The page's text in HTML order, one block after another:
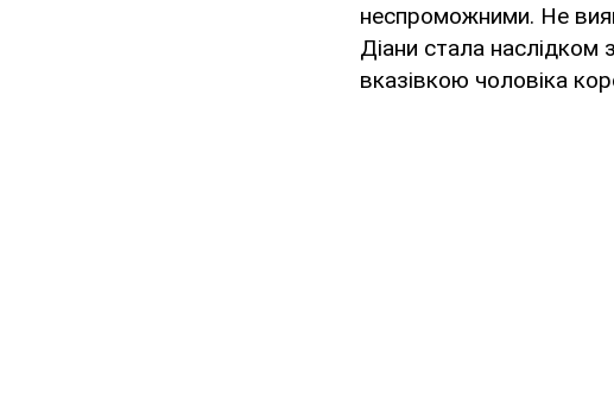
неспроможними. Не
Діани стала наслідком
вказівкою чоловіка